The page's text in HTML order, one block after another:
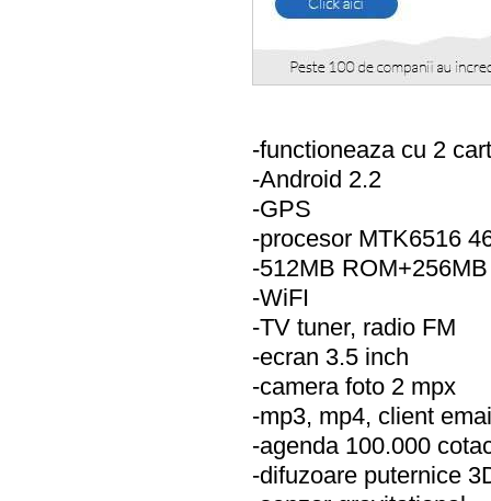
-functioneaza cu 2
-Android 2.2
-GPS
-procesor MTK6516
-512MB
-WiFI
-TV tuner, radio FM
-ecran 3.5 inch
-camera foto 2 mpx
-mp3, mp4, client
-agenda 100.000
-difuzoare puternice